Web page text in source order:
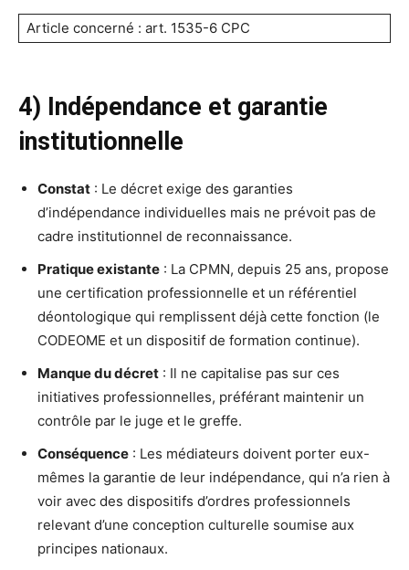
Article concerné : art. 1535-6 CPC
4) Indépendance et garantie
institutionnelle
Constat : Le décret exige des garanties
d’indépendance individuelles mais ne prévoit pas de
cadre institutionnel de reconnaissance.
Pratique existante : La CPMN, depuis 25 ans, propose
une certification professionnelle et un référentiel
déontologique qui remplissent déjà cette fonction (le
CODEOME et un dispositif de formation continue).
Manque du décret : Il ne capitalise pas sur ces
initiatives professionnelles, préférant maintenir un
contrôle par le juge et le greffe.
Conséquence : Les médiateurs doivent porter eux-
mêmes la garantie de leur indépendance, qui n’a rien à
voir avec des dispositifs d’ordres professionnels
relevant d’une conception culturelle soumise aux
principes nationaux.